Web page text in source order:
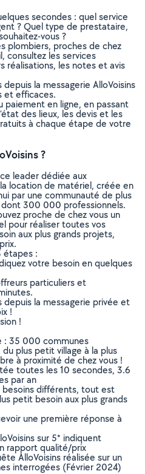
secondes : quel service
? Quel type de prestataire,
vous ?
plombiers, proches de chez
consultez les services
réalisations, les notes et avis
la messagerie AlloVoisins
et efficaces.
en ligne, en passant
des lieux, les devis et les
à chaque étape de votre
?
leader dédiée aux
location de matériel, créée en
par une communauté de plus
300 000 professionnels.
proche de chez vous un
pour réaliser toutes vos
aux plus grands projets,
étapes :
votre besoin en quelques
particuliers et
depuis la messagerie privée et
!
!
: 35 000 communes
plus petit village à la plus
à proximité de chez vous !
toutes les 10 secondes, 3.6
par an
différents, tout est
petit besoin aux plus grands
une première réponse à
sur 5* indiquent
rapport qualité/prix
AlloVoisins réalisée sur un
interrogées (Février 2024)